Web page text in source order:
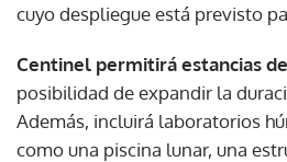
cuyo despliegue está previsto
Centinel permitirá estancias
posibilidad de expandir la
Además, incluirá laboratorios
como una piscina lunar, una